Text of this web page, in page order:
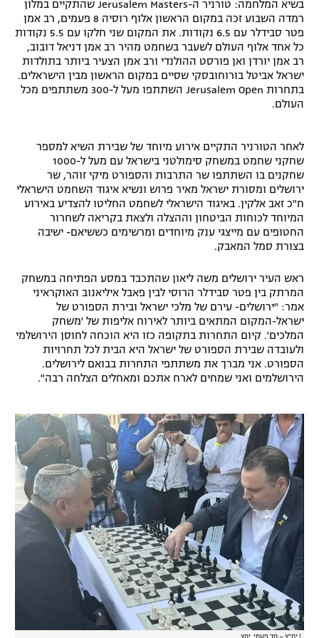
רשיון להקרנה פומבית לבית עסק
הצטרפות לחבילת הערוצים
לוח דרושים – ג'ובנט
בשיא המלחמה: טורניר ה-Jerusalem Masters שהתקיים במלון
רמדה השבוע זכה במקום הראשון אלוף רוסיה 8 פעמים, רב אמן
פטר סבידלר עם 6.5 נקודות. את המקום שני חלקו עם 5.5 נקודות
כל אחד אלוף העולם לשעבר בשחמט מהיר רב אמן דניאל דובוב,
רב אמן יורדן ואן פורסט ההולנדי ורב אמן הצעיר ביותר בתולדות
ישראל אביטל בורוחובסקי שסיים במקום הראשון מבין הישראלים.
בתחרות Jerusalem Open השתתפו מעל ל-300 משתתפים מכל
העולם.
לאחר הטורניר התקיים אירוע מיוחד של שבירת השיא למספר
שחקני שחמט במשחק סימולטני בישראל עם מעל ל-1000
שחקנים בו השתתפו שר התרבות והספורט מיקי זוהר, שר
ירושלים ומסורת ישראל מאיר פרוש ונשיא איגוד השחמט הישראלי
ח"כ זאב אלקין. באיגוד הישראלי לשחמט החליטו להצדיע באירוע
המיוחד לכוחות הביטחון וההצלה ולצאת בקריאה לשחרור
החטופים עם מייצגי ענק מיוחדים ומרשימים כששיאם- ישיבה
בצורת סמל המאבק.
ראש העיר ירושלים משה ליאון שהתכבד במסע הפתיחה במשחק
המרתק בין פטר סבידלר הרוסי לבין פאבל איליאנוב האוקראיני
אמר: "ירושלים- עירם של מלכי ישראל ובירת הספורט של
ישראל-המקום המתאים ביותר לאירוח אליפות של 'משחק
המלכים'. קיום התחרות בתקופה כזו היא הוכחה לחוסן הירושלמי
ולעובדה שבירת הספורט של ישראל היא הבית לכל תחרויות
הספורט. אני מברך את משתתפי התחרות בבואם לירושלים.
הירושלמים ואני שמחים לארח אתכם ומאחלים הצלחה רבה".